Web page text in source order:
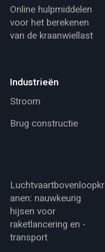
Online hulpmiddelen
voor het berekenen
van de kraanwiellast
Industrieën
Stroom
Brug constructie
Luchtvaartbovenloopkr
anen: nauwkeurig
hijsen voor
raketlancering en -
transport